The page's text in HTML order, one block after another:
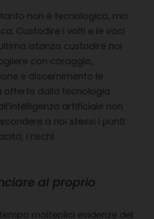
non è tecnologica, ma
Custodire i volti e le voci
istanza custodire noi
con coraggio,
e discernimento le
offerte dalla tecnologia
artificiale non
a noi stessi i punti
i rischi.
al proprio
molteplici evidenze del